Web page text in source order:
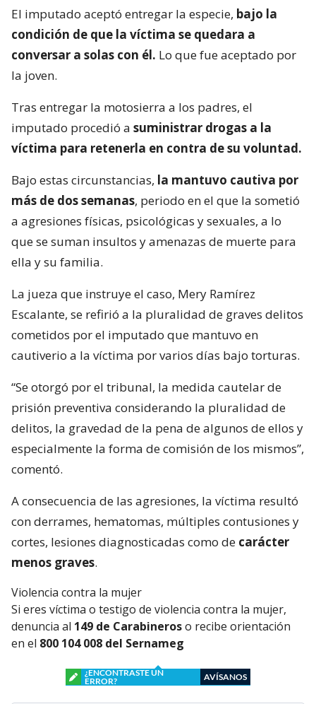
El imputado aceptó entregar la especie, bajo la
condición de que la víctima se quedara a
conversar a solas con él. Lo que fue aceptado por
la joven.
Tras entregar la motosierra a los padres, el
imputado procedió a suministrar drogas a la
víctima para retenerla en contra de su voluntad.
Bajo estas circunstancias, la mantuvo cautiva por
más de dos semanas, periodo en el que la sometió
a agresiones físicas, psicológicas y sexuales, a lo
que se suman insultos y amenazas de muerte para
ella y su familia.
La jueza que instruye el caso, Mery Ramírez
Escalante, se refirió a la pluralidad de graves delitos
cometidos por el imputado que mantuvo en
cautiverio a la víctima por varios días bajo torturas.
“Se otorgó por el tribunal, la medida cautelar de
prisión preventiva considerando la pluralidad de
delitos, la gravedad de la pena de algunos de ellos y
especialmente la forma de comisión de los mismos”,
comentó.
A consecuencia de las agresiones, la víctima resultó
con derrames, hematomas, múltiples contusiones y
cortes, lesiones diagnosticadas como de carácter
menos graves.
Violencia contra la mujer
Si eres víctima o testigo de violencia contra la mujer,
denuncia al 149 de Carabineroso recibe orientación
en el 800 104 008 del Sernameg
¿ENCONTRASTE UN
ERROR?
AVÍSANOS